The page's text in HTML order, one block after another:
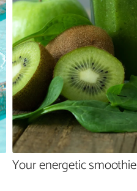
Your energetic smoothie